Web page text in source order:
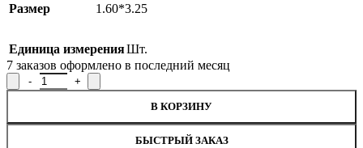
Размер 1.60*3.25
Единица измеренияШт.
7 заказов оформлено в последний месяц
Количество товара Занавеска Р.Е616Р, 160x325см
В КОРЗИНУ
БЫСТРЫЙ ЗАКАЗ